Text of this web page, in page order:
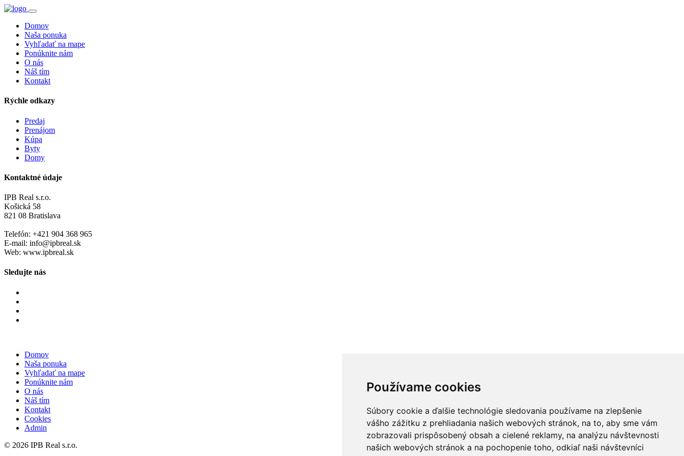
Používame cookies
Súbory cookie a ďalšie technológie sledovania používame na zlepšenie
vášho zážitku z prehliadania našich webových stránok, na to, aby sme vám
zobrazovali prispôsobený obsah a cielené reklamy, na analýzu návštevnosti
našich webových stránok a na pochopenie toho, odkiaľ naši návštevníci
Domov
Naša ponuka
Vyhľadať na mape
Ponúknite nám
O nás
Náš tím
Kontakt
Rýchle odkazy
Predaj
Prenájom
Kúpa
Byty
Domy
Kontaktné údaje
IPB Real s.r.o.
Košická 58
821 08 Bratislava
Telefón: +421 904 368 965
E-mail: info@ipbreal.sk
Web: www.ipbreal.sk
Sledujte nás
Domov
Naša ponuka
Vyhľadať na mape
Ponúknite nám
O nás
Náš tím
Kontakt
Cookies
Admin
© 2026 IPB Real s.r.o.